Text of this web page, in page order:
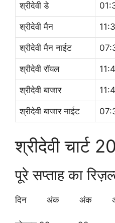
श्रीदेवी डे
श्रीदेवी मैन
श्रीदेवी मैन नाईट
श्रीदेवी रॉयल
श्रीदेवी बाजार
श्रीदेवी बाजार नाईट
श्रीदेवी चार्ट
पूरे सप्ताह का
दिन अंक अंक